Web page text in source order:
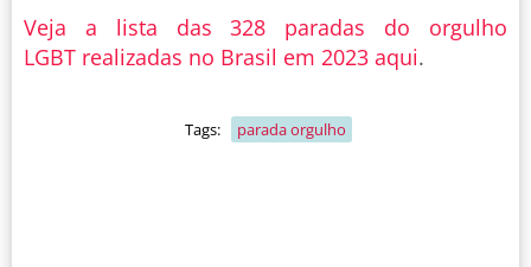
Veja a lista das 328 paradas do orgulho
LGBT realizadas no Brasil em 2023 aqui.
Tags: parada orgulho